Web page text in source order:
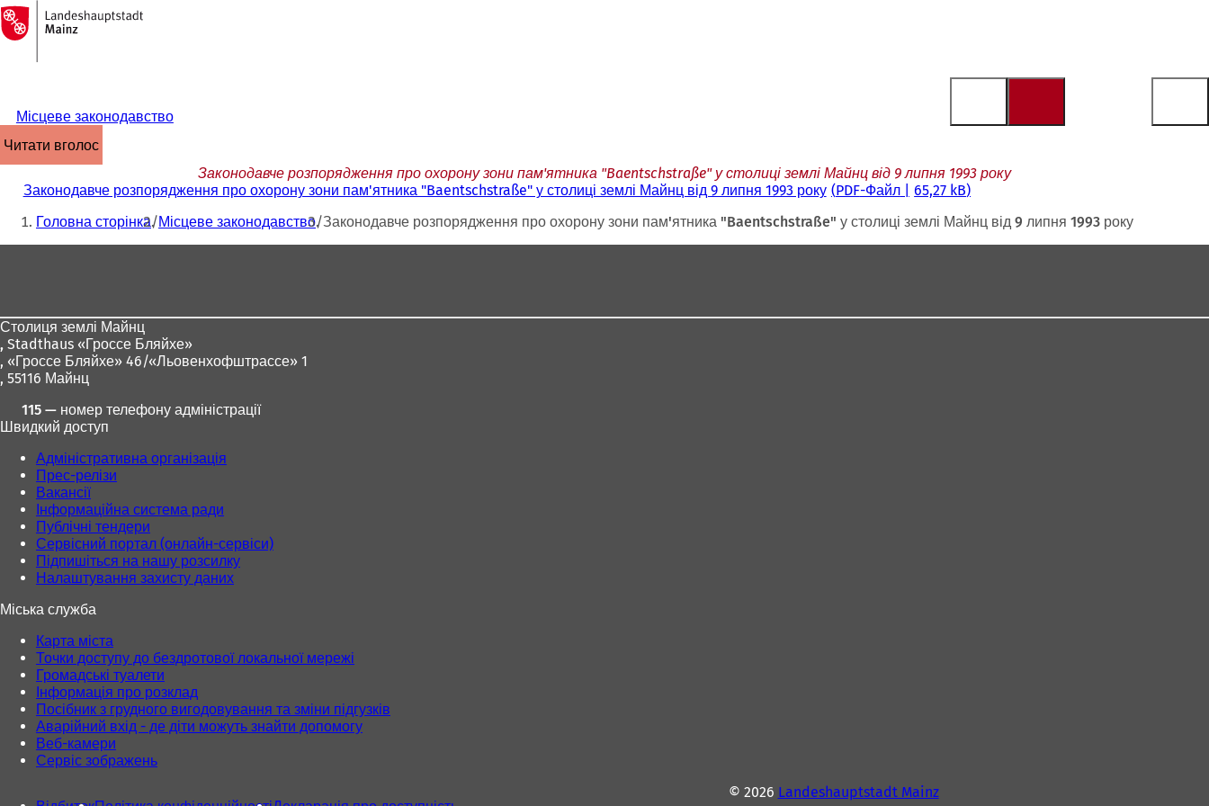
Перейти до змісту
На
головну
сторінку
Місцеве законодавство
читати вголос
Законодавче розпорядження про охорону зони пам'ятника "Baentschstraße" у столиці землі Майнц від 9 липня 1993 року
Законодавче розпорядження про охорону зони пам'ятника "Baentschstraße" у столиці землі Майнц від 9 липня 1993 року PDF-Файл 65,27 kB
Ти
тут:
Головна сторінка Місцеве законодавство Законодавче розпорядження про охорону зони пам'ятника "Baentschstraße" у столиці землі Майнц від 9 липня 1993 року
Столиця землі Майнц
, Stadthaus «Гроссе Бляйхе»
, «Гроссе Бляйхе» 46/«Льовенхофштрассе» 1
, 55116 Майнц
115 — номер телефону адміністрації
Швидкий доступ
Адміністративна організація
Прес-релізи
Вакансії
Інформаційна система ради
Публічні тендери
Сервісний портал (онлайн-сервіси)
Підпишіться на нашу розсилку
Налаштування захисту даних
Міська служба
Карта міста
Точки доступу до бездротової локальної мережі
Громадські туалети
Інформація про розклад
Посібник з грудного вигодовування та зміни підгузків
Аварійний вхід - де діти можуть знайти допомогу
Веб-камери
Сервіс зображень
© 2026 Landeshauptstadt Mainz